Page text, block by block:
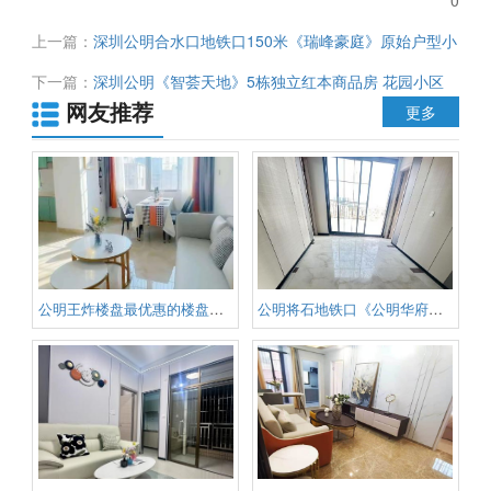
上一篇：深圳公明合水口地铁口150米《瑞峰豪庭》原始户型小
产权房 带停车场 厨卫分离 厅出阳台 均价11000元
下一篇：深圳公明《智荟天地》5栋独立红本商品房 花园小区
带停车场 天然气 精装带家私电器拎包入户
网友推荐 更多
公明王炸楼盘最优惠的楼盘《汇富 公明将石地铁口《公明华府》原始